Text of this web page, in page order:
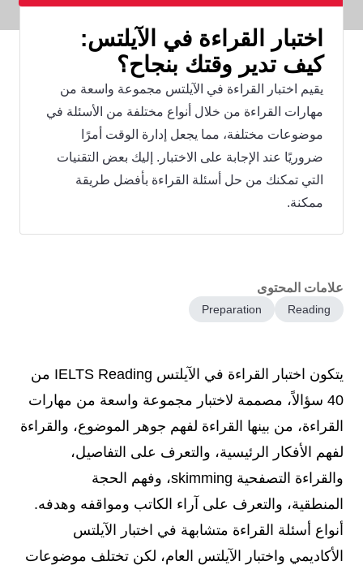
اختبار القراءة في الآيلتس:
كيف تدير وقتك بنجاح؟
يقيم اختبار القراءة في الآيلتس مجموعة واسعة من
مهارات القراءة من خلال أنواع مختلفة من الأسئلة في
موضوعات مختلفة، مما يجعل إدارة الوقت أمرًا
ضروريًا عند الإجابة على الاختبار. إليك بعض التقنيات
التي تمكنك من حل أسئلة القراءة بأفضل طريقة
ممكنة.
علامات المحتوى
Reading
Preparation
يتكون اختبار القراءة في الآيلتس IELTS Reading من
40 سؤالاً، مصممة لاختبار مجموعة واسعة من مهارات
القراءة، من بينها القراءة لفهم جوهر الموضوع، والقراءة
لفهم الأفكار الرئيسية، والتعرف على التفاصيل،
والقراءة التصفحية skimming، وفهم الحجة
المنطقية، والتعرف على آراء الكاتب ومواقفه وهدفه.
أنواع أسئلة القراءة متشابهة في اختبار الآيلتس
الأكاديمي واختبار الآيلتس العام، لكن تختلف موضوعات